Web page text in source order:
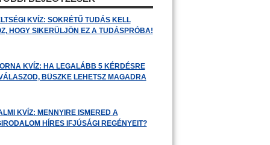
KVÍZ: SOKRÉTŰ TUDÁS KELL
HOGY SIKERÜLJÖN EZ A TUDÁSPRÓBA!
KVÍZ: HA LEGALÁBB 5 KÉRDÉSRE
BÜSZKE LEHETSZ MAGADRA
KVÍZ: MENNYIRE ISMERED A
HÍRES IFJÚSÁGI REGÉNYEIT?